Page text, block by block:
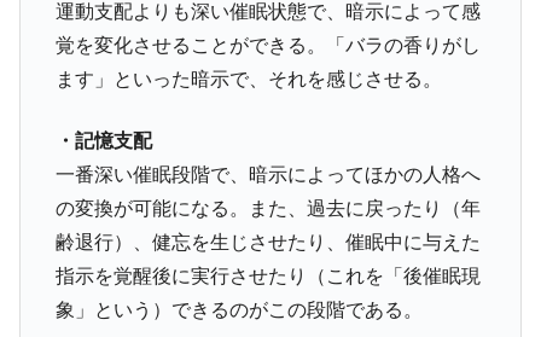
運動支配よりも深い催眠状態で、暗示によって感
覚を変化させることができる。「バラの香りがし
ます」といった暗示で、それを感じさせる。
・記憶支配
一番深い催眠段階で、暗示によってほかの人格へ
の変換が可能になる。また、過去に戻ったり（年
齢退行）、健忘を生じさせたり、催眠中に与えた
指示を覚醒後に実行させたり（これを「後催眠現
象」という）できるのがこの段階である。